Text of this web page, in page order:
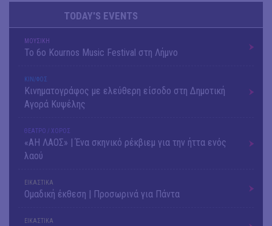
TODAY'S EVENTS
ΜΟΥΣΙΚΗ
Το 6ο Kournos Music Festival στη Λήμνο
ΚΙΝ/ΦΟΣ
Κινηματογράφος με ελεύθερη είσοδο στη Δημοτική
Αγορά Κυψέλης
ΘΕΑΤΡΟ / ΧΟΡΟΣ
«ΑΗ ΛΑΟΣ» | Ένα σκηνικό ρέκβιεμ για την ήττα ενός
λαού
ΕΙΚΑΣΤΙΚΑ
Ομαδική έκθεση | Προσωρινά για Πάντα
ΕΙΚΑΣΤΙΚΑ